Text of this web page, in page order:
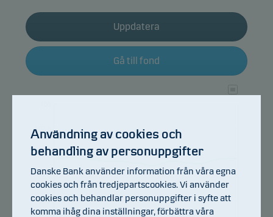
Uppdatera
Gå till fond
96.2
98.4
100.6
102.8
Användning av cookies och
behandling av personuppgifter
Danske Bank använder information från våra egna
cookies och från tredjepartscookies. Vi använder
cookies och behandlar personuppgifter i syfte att
komma ihåg dina inställningar, förbättra våra